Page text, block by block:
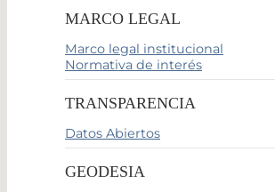
MARCO LEGAL
Marco legal institucional
Normativa de interés
TRANSPARENCIA
Datos Abiertos
GEODESIA